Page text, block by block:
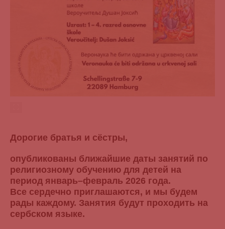
Дорогие братья и сёстры,
опубликованы ближайшие даты занятий по
религиозному обучению для детей на
период январь–февраль 2026 года.
Все сердечно приглашаются, и мы будем
рады каждому. Занятия будут проходить на
сербском языке.